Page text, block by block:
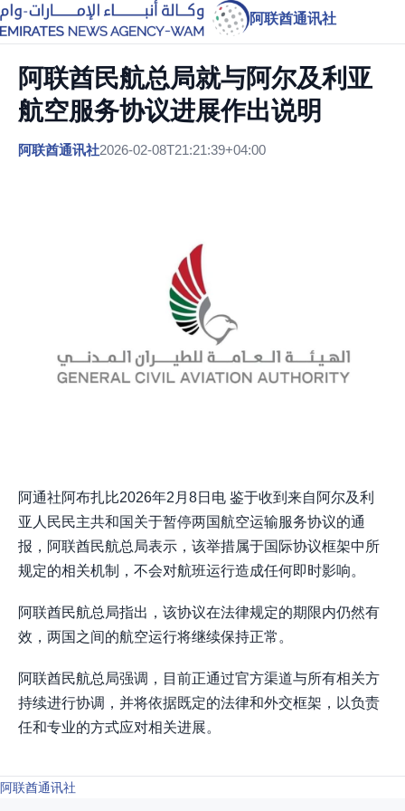
阿联酋通讯社
阿联酋民航总局就与阿尔及利亚
航空服务协议进展作出说明
阿联酋通讯社2026-02-08T21:21:39+04:00
阿通社阿布扎比2026年2月8日电 鉴于收到来自阿尔及利
亚人民民主共和国关于暂停两国航空运输服务协议的通
报，阿联酋民航总局表示，该举措属于国际协议框架中所
规定的相关机制，不会对航班运行造成任何即时影响。
阿联酋民航总局指出，该协议在法律规定的期限内仍然有
效，两国之间的航空运行将继续保持正常。
阿联酋民航总局强调，目前正通过官方渠道与所有相关方
持续进行协调，并将依据既定的法律和外交框架，以负责
任和专业的方式应对相关进展。
阿联酋通讯社